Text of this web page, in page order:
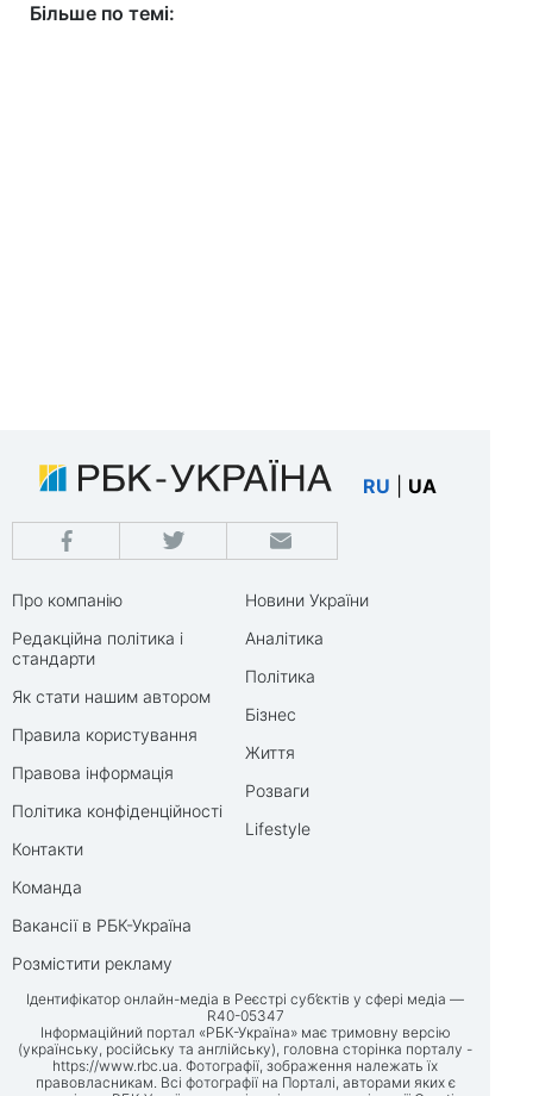
Більше по темі:
RU UA
Про компанію
Редакційна політика і
стандарти
Як стати нашим автором
Правила користування
Правова інформація
Політика конфіденційності
Контакти
Команда
Вакансії в РБК-Україна
Розмістити рекламу
Новини України
Аналітика
Політика
Бізнес
Життя
Розваги
Lifestyle
Ідентифікатор онлайн-медіа в Реєстрі суб’єктів у сфері медіа —
R40-05347
Інформаційний портал «РБК-Україна» має тримовну версію
(українську, російську та англійську), головна сторінка порталу -
https://www.rbc.ua. Фотографії, зображення належать їх
правовласникам. Всі фотографії на Порталі, авторами яких є